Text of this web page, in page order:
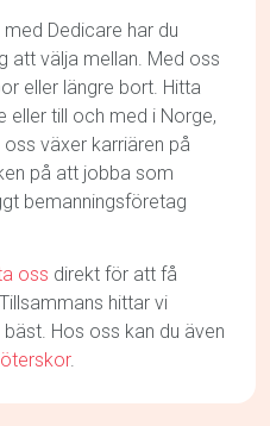
Dedicare har du
att välja mellan. Med oss
eller längre bort. Hitta
eller till och med i Norge,
oss växer karriären på
på att jobba som
bemanningsföretag
oss direkt för att få
hittar vi
Hos oss kan du även
.